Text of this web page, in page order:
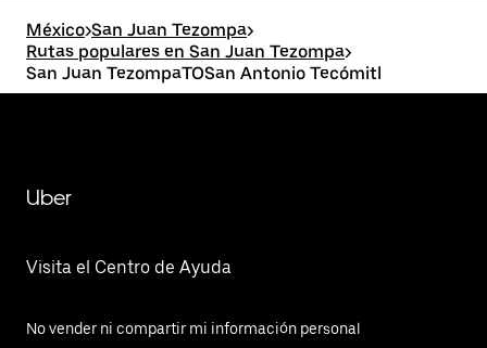
México>San Juan Tezompa>
Rutas populares en San Juan Tezompa>
San Juan TezompaTOSan Antonio Tecómitl
Uber
Visita el Centro de Ayuda
No vender ni compartir mi información personal